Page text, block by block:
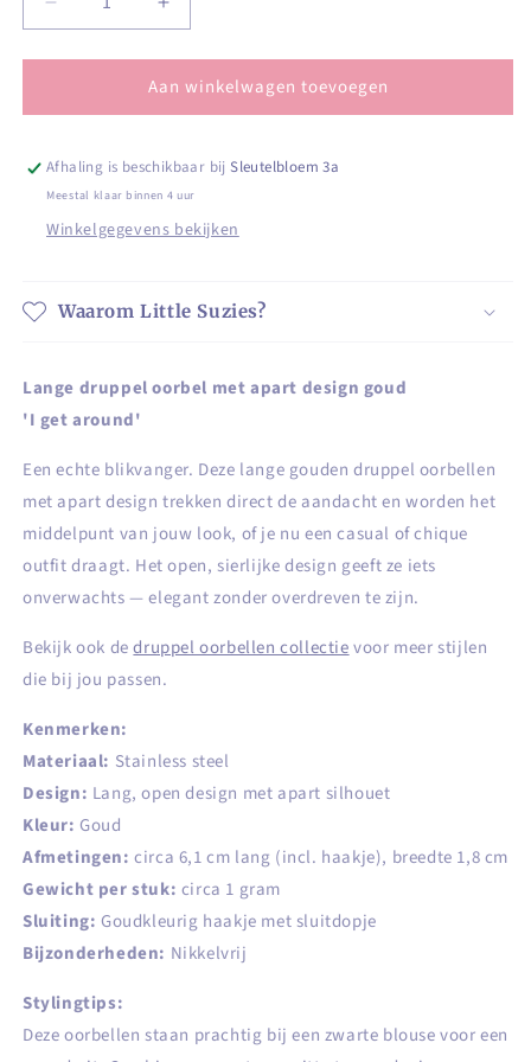
Aantal
verlagen
voor
druppel
met
apart
goud
Aantal
verhogen
voor
Lange
druppel
met
apart
goud
Aan winkelwagen toevoegen
Afhaling is beschikbaar bijSleutelbloem 3a
Meestal klaar binnen 4 uur
Winkelgegevens bekijken
Waarom Little Suzies?
Lange druppel oorbel met apart design goud
'I get around'
Een echte blikvanger. Deze lange gouden druppel oorbellen
met apart design trekken direct de aandacht en worden het
middelpunt van jouw look, of je nu een casual of chique
outfit draagt. Het open, sierlijke design geeft ze iets
onverwachts — elegant zonder overdreven te zijn.
Bekijk ook dedruppel oorbellen collectievoor meer stijlen
die bij jou passen.
Kenmerken:
Materiaal: Stainless steel
Design: Lang, open design met apart silhouet
Kleur: Goud
Afmetingen: circa 6,1 cm lang (incl. haakje), breedte 1,8 cm
Gewicht per stuk: circa 1 gram
Sluiting: Goudkleurig haakje met sluitdopje
Bijzonderheden: Nikkelvrij
Stylingtips:
Deze oorbellen staan prachtig bij een zwarte blouse voor een